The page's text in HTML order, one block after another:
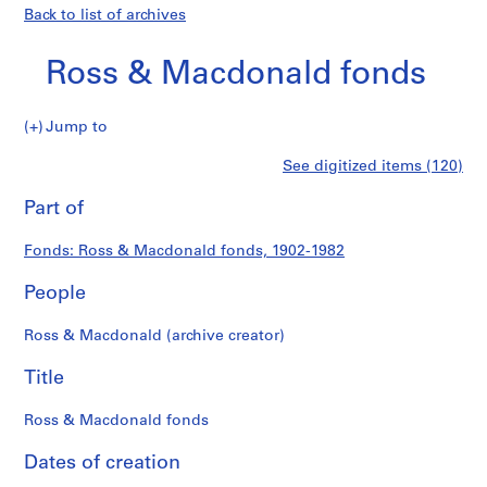
Back to list of archives
Ross & Macdonald fonds
RossJump to
i
s
:
r
j
c
s
&
Macdonald
fonds
See digitized items (120)
Part of
Fonds: Ross & Macdonald fonds, 1902-1982
People
Ross & Macdonald (archive creator)
Title
Ross & Macdonald fonds
Dates of creation